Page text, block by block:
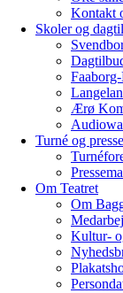
Kontakt
Skoler og
Ærø
Turné og presse
Om Teatret
Om
Kultur-